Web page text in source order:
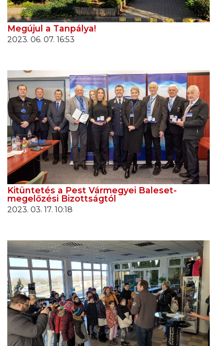
Megújul a Tanpálya!
2023. 06. 07. 16:53
Kitüntetés a Pest Vármegyei Baleset-
megelőzési Bizottságtól
2023. 03. 17. 10:18